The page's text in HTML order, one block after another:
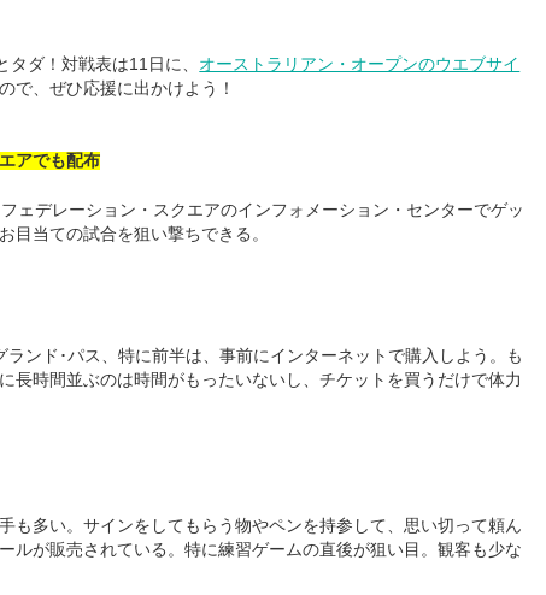
ダ！対戦表は11日に、 オーストラリアン・オープンのウエブサイ
で、ぜひ応援に出かけよう！
アでも配布
ェデレーション・スクエアのインフォメーション・センターでゲッ
目当ての試合を狙い撃ちできる。
ンド･パス、特に前半は、事前にインターネットで購入しよう。も
長時間並ぶのは時間がもったいないし、チケットを買うだけで体力
も多い。サインをしてもらう物やペンを持参して、思い切って頼ん
ルが販売されている。特に練習ゲームの直後が狙い目。観客も少な